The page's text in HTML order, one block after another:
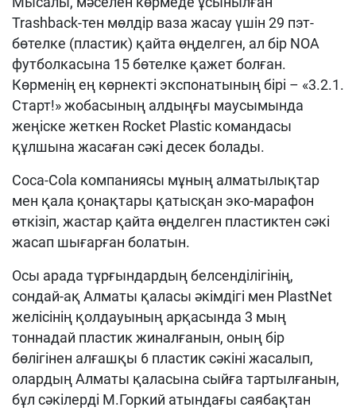
Trashback-тен мөлдір ваза жасау үшін 29 пэт-
бөтелке (пластик) қайта өңделген, ал бір NOA
футболкасына 15 бөтелке қажет болған.
Көрменің ең көрнекті экспонатының бірі – «3.2.1.
Старт!» жобасының алдыңғы маусымында
жеңіске жеткен Rocket Plastic командасы
құлшына жасаған сәкі десек болады.
Coca-Cola компаниясы мұның алматылықтар
мен қала қонақтары қатысқан эко-марафон
өткізіп, жастар қайта өңделген пластиктен сәкі
жасап шығарған болатын.
Осы арада тұрғындардың белсенділігінің,
сондай-ақ Алматы қаласы әкімдігі мен PlastNet
желісінің қолдауының арқасында 3 мың
тоннадай пластик жиналғанын, оның бір
бөлігінен алғашқы 6 пластик сәкіні жасалып,
олардың Алматы қаласына сыйға тартылғанын,
бұл сәкілерді М.Горкий атындағы саябақтан